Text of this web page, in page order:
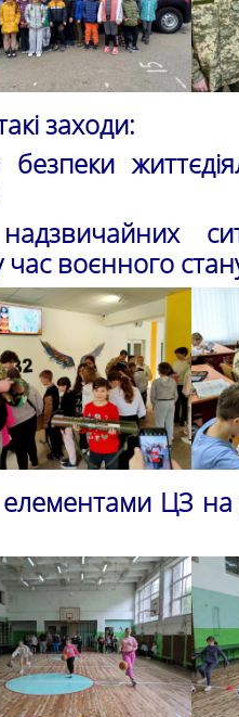
заходи:
час воєнного
ЦЗ на